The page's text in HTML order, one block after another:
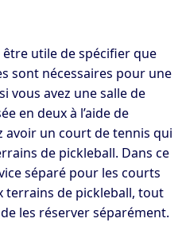
utile de spécifier que
sont nécessaires pour une
vous avez une salle de
en deux à l’aide de
avoir un court de tennis qui
de pickleball. Dans ce
séparé pour les courts
terrains de pickleball, tout
les réserver séparément.